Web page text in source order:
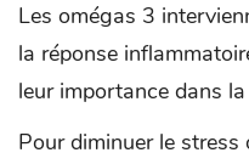
Les omégas 3
la réponse
leur importance dans
Pour diminuer le